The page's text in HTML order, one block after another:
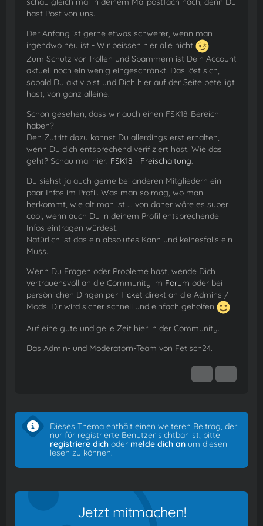
hast Post von uns.
Der Anfang ist gerne etwas schwerer, wenn man
irgendwo neu ist - Wir beissen hier alle nicht
Zum Schutz vor Trollen und Spammern ist Dein Account
aktuell noch ein wenig eingeschränkt. Das löst sich,
sobald Du aktiv bist und Dich hier auf der Seite beteiligt
hast, von ganz alleine.
Schon gesehen, dass wir auch einen FSK18-Bereich
haben?
Den Zutritt dazu kannst Du allerdings erst erhalten,
wenn Du dich entsprechend verifiziert hast. Wie das
geht? Schau mal hier: FSK18 - Freischaltung.
Du siehst ja auch gerne bei anderen Mitgliedern ein
paar Infos im Profil. Was man so mag, wo man
herkommt, wie alt man ist ... von daher wäre es super
cool, wenn auch Du in deinem Profil entsprechende
Infos eintragen würdest.
Natürlich ist das ein absolutes Kann und keinesfalls ein
Muss.
Wenn Du Fragen oder Probleme hast, wende Dich
vertrauensvoll an die Community im Forum oder bei
persönlichen Dingen per Ticket direkt an die Admins /
Mods. Dir wird sicher schnell und einfach geholfen
Auf eine gute und geile Zeit hier in der Community.
Das Admin- und Moderatorn-Team von Fetisch24.
Dieses Thema enthält einen weiteren Beitrag, der
nur für registrierte Benutzer sichtbar ist, bitte
registriere dich oder melde dich an um diesen
lesen zu können.
Jetzt mitmachen!